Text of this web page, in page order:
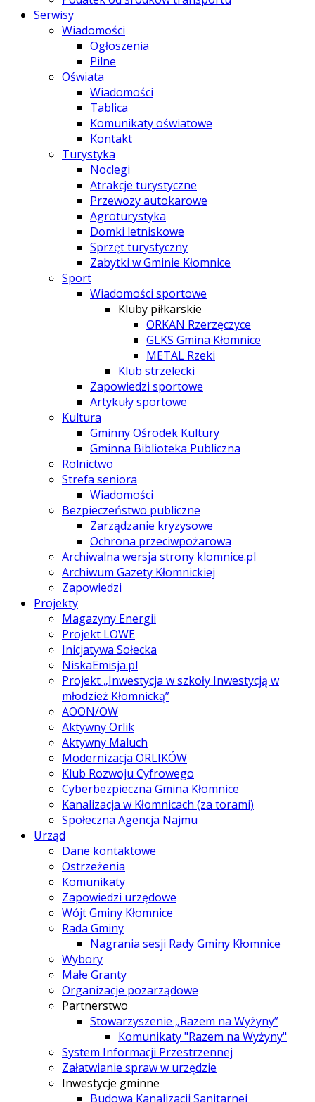
Serwisy
Wiadomości
Ogłoszenia
Pilne
Oświata
Wiadomości
Tablica
Komunikaty oświatowe
Kontakt
Turystyka
Noclegi
Atrakcje turystyczne
Przewozy autokarowe
Agroturystyka
Domki letniskowe
Sprzęt turystyczny
Zabytki w Gminie Kłomnice
Sport
Wiadomości sportowe
Kluby piłkarskie
ORKAN Rzerzęczyce
GLKS Gmina Kłomnice
METAL Rzeki
Klub strzelecki
Zapowiedzi sportowe
Artykuły sportowe
Kultura
Gminny Ośrodek Kultury
Gminna Biblioteka Publiczna
Rolnictwo
Strefa seniora
Wiadomości
Bezpieczeństwo publiczne
Zarządzanie kryzysowe
Ochrona przeciwpożarowa
Archiwalna wersja strony klomnice.pl
Archiwum Gazety Kłomnickiej
Zapowiedzi
Projekty
Magazyny Energii
Projekt LOWE
Inicjatywa Sołecka
NiskaEmisja.pl
Projekt „Inwestycja w szkoły Inwestycją w
młodzież Kłomnicką”
AOON/OW
Aktywny Orlik
Aktywny Maluch
Modernizacja ORLIKÓW
Klub Rozwoju Cyfrowego
Cyberbezpieczna Gmina Kłomnice
Kanalizacja w Kłomnicach (za torami)
Społeczna Agencja Najmu
Urząd
Dane kontaktowe
Ostrzeżenia
Komunikaty
Zapowiedzi urzędowe
Wójt Gminy Kłomnice
Rada Gminy
Nagrania sesji Rady Gminy Kłomnice
Wybory
Małe Granty
Organizacje pozarządowe
Partnerstwo
Stowarzyszenie „Razem na Wyżyny”
Komunikaty "Razem na Wyżyny"
System Informacji Przestrzennej
Załatwianie spraw w urzędzie
Inwestycje gminne
Budowa Kanalizacji Sanitarnej